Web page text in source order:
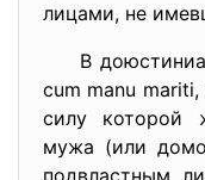
лицами, не
В
cum manu
силу которой
мужа (или
подвластным